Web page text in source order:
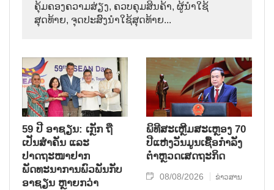
ຄຸ້ມຄອງຄວາມສ່ຽງ, ຄວບຄຸມສິນຄ້າ, ຜູ້ນຳໃຊ້
ສຸດທ້າຍ, ຈຸດປະສົງນຳໃຊ້ສຸດທ້າຍ...
59 ປີ ອາຊຽນ: ເກຼັກ ຖື
ເປັນສຳຄັນ ແລະ
ປາດຖະໜາຢາກ
ພັດທະນາການພົວພັນກັບ
ອາຊຽນ ຫຼາຍກວ່າ
ພິທີສະເຫຼີມສະເຫຼອງ 70
ປີແຫ່ງວັນມູນເຊື້ອກຳລັງ
ຕຳຫຼວດເສດຖະກິດ
08/08/2026 ຂ່າວສານ